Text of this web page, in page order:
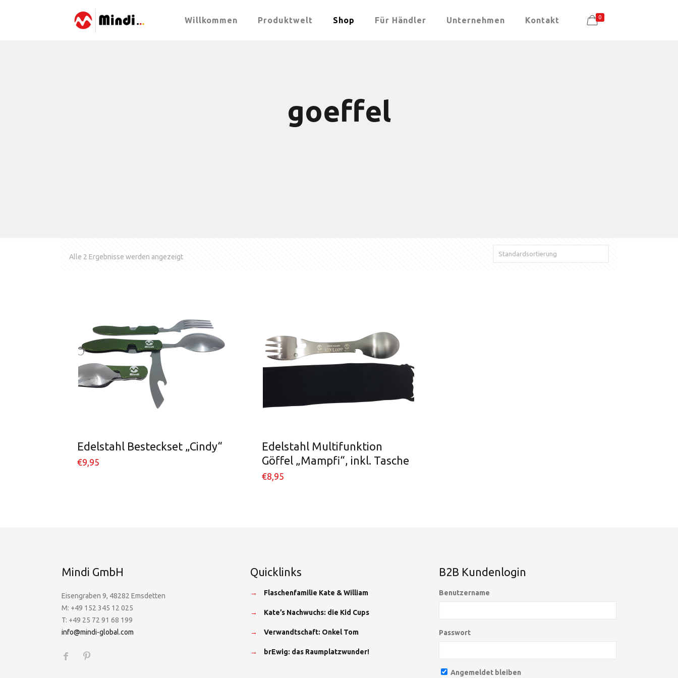
Willkommen Produktwelt Shop Für Händler Unternehmen Kontakt 0
goeffel
Alle 2 Ergebnisse werden angezeigt
Edelstahl Besteckset „Cindy“
€9,95
Edelstahl Multifunktion
Göffel „Mampfi“, inkl. Tasche
€8,95
Mindi GmbH
Eisengraben 9, 48282 Emsdetten
M: +49 152 345 12 025
T: +49 25 72 91 68 199
info@mindi-global.com
Quicklinks
→ Flaschenfamilie Kate & William
→ Kate’s Nachwuchs: die Kid Cups
→ Verwandtschaft: Onkel Tom
→ brEwig: das Raumplatzwunder!
B2B Kundenlogin
Benutzername
Passwort
Angemeldet bleiben